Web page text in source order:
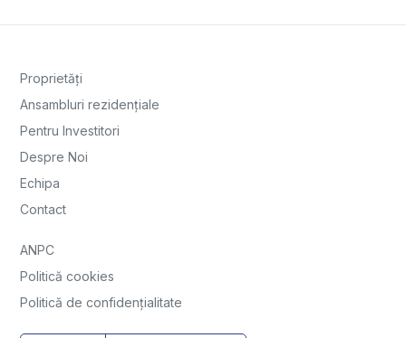
Proprietăți
Ansambluri rezidențiale
Pentru Investitori
Despre Noi
Echipa
Contact
ANPC
Politică cookies
Politică de confidențialitate